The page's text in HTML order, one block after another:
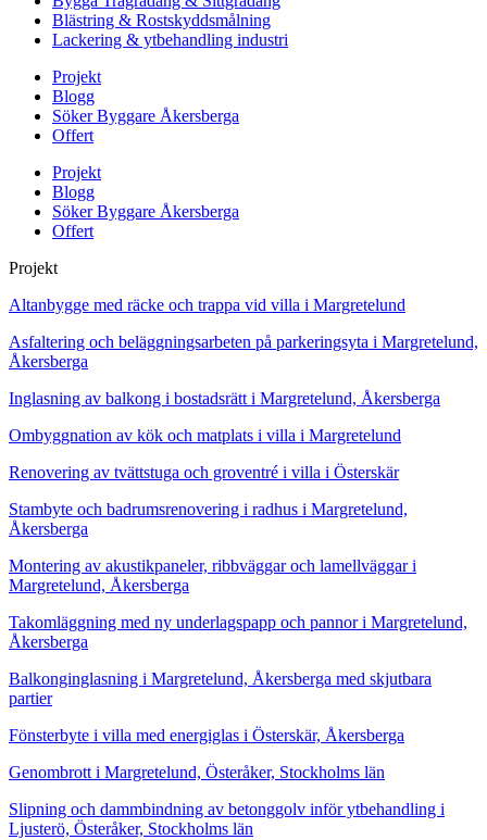
Blästring & Rostskyddsmålning
Lackering & ytbehandling industri
Projekt
Blogg
Söker Byggare Åkersberga
Offert
Projekt
Blogg
Söker Byggare Åkersberga
Offert
Projekt
Altanbygge med räcke och trappa vid villa i Margretelund
Asfaltering och beläggningsarbeten på parkeringsyta i Margretelund,
Åkersberga
Inglasning av balkong i bostadsrätt i Margretelund, Åkersberga
Ombyggnation av kök och matplats i villa i Margretelund
Renovering av tvättstuga och groventré i villa i Österskär
Stambyte och badrumsrenovering i radhus i Margretelund,
Åkersberga
Montering av akustikpaneler, ribbväggar och lamellväggar i
Margretelund, Åkersberga
Takomläggning med ny underlagspapp och pannor i Margretelund,
Åkersberga
Balkonginglasning i Margretelund, Åkersberga med skjutbara
partier
Fönsterbyte i villa med energiglas i Österskär, Åkersberga
Genombrott i Margretelund, Österåker, Stockholms län
Slipning och dammbindning av betonggolv inför ytbehandling i
Ljusterö, Österåker, Stockholms län